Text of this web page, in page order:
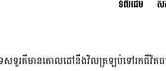
ទំព័រដើម ស
សទួរគីមានគោលដៅនឹងវិលត្រឡប់ទៅរកជីវិតធ